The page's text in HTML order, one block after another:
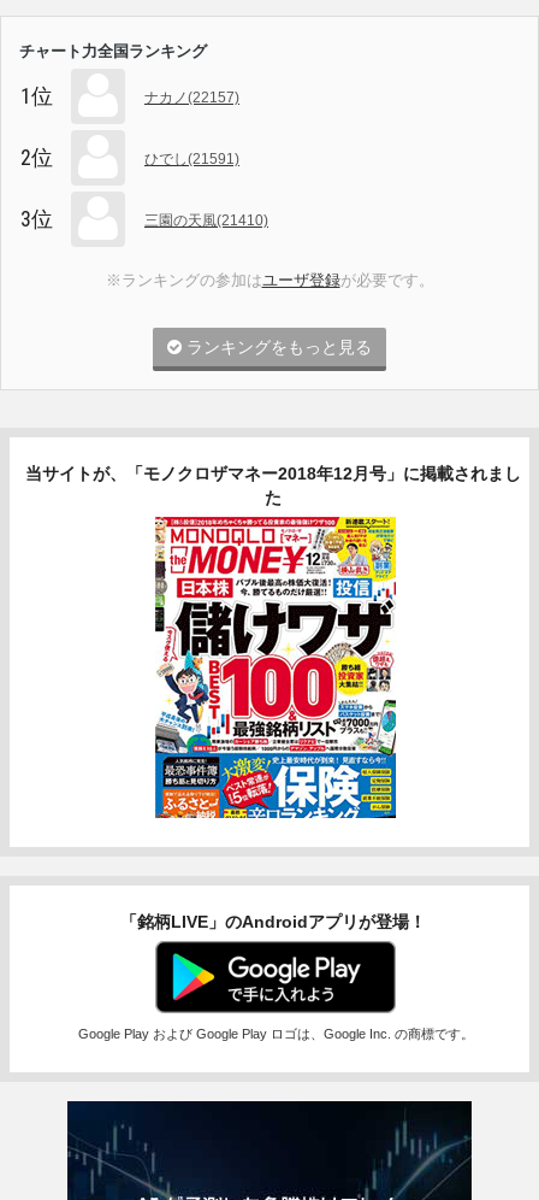
チャート力全国ランキング
1位 ナカノ(22157)
2位 ひでし(21591)
3位 三園の天風(21410)
※ランキングの参加はユーザ登録が必要です。
ランキングをもっと見る
当サイトが、「モノクロザマネー2018年12月号」に掲載されまし
た
「銘柄LIVE」のAndroidアプリが登場！
Google Play および Google Play ロゴは、Google Inc. の商標です。